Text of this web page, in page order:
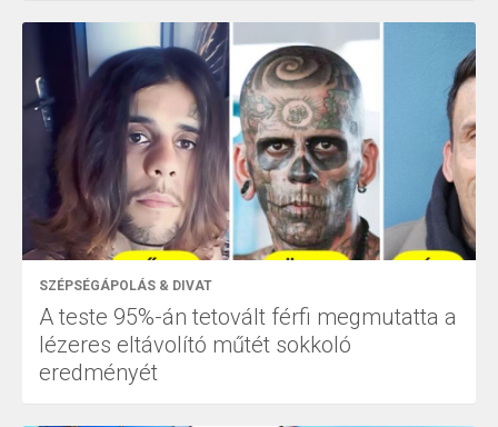
SZÉPSÉGÁPOLÁS & DIVAT
A teste 95%-án tetovált férfi megmutatta a
lézeres eltávolító műtét sokkoló
eredményét